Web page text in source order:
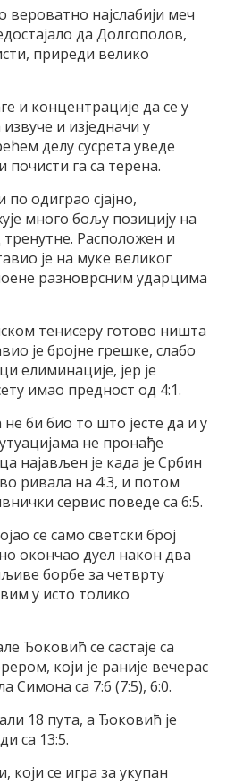
вероватно најслабији меч
да Долгополов,
приреди велико
и концентрације да се у
и изједначи у
делу сусрета уведе
почисти га са терена.
по одиграо сјајно,
много бољу позицију на
тренутне. Расположен и
је на муке великог
разноврсним ударцима
тенисеру готово ништа
је бројне грешке, слабо
елиминације, јер је
имао предност од 4:1.
би био то што јесте да и у
не пронађе
најављен је када је Србин
ривала на 4:3, и потом
сервис поведе са 6:5.
се само светски број
окончао дуел након два
борбе за четврту
у исто толико
Ђоковић се састаје са
који је раније вечерас
Симона са 7:6 (7:5), 6:0.
18 пута, а Ђоковић је
са 13:5.
се игра за укупан